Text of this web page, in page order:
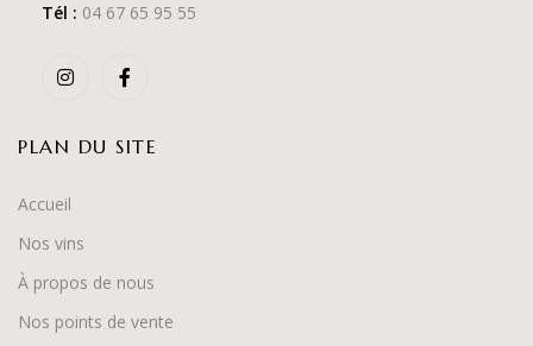
Tél : 04 67 65 95 55
PLAN DU SITE
Accueil
Nos vins
À propos de nous
Nos points de vente